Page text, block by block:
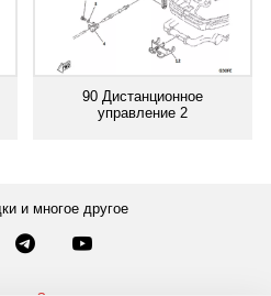
90 Дистанционное
управление 2
и многое другое